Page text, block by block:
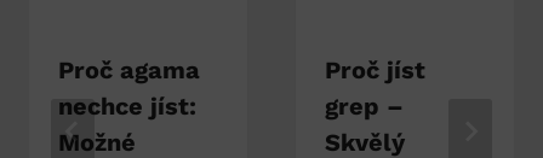
Proč agama
nechce jíst:
Možné
Proč jíst
grep –
Skvělý